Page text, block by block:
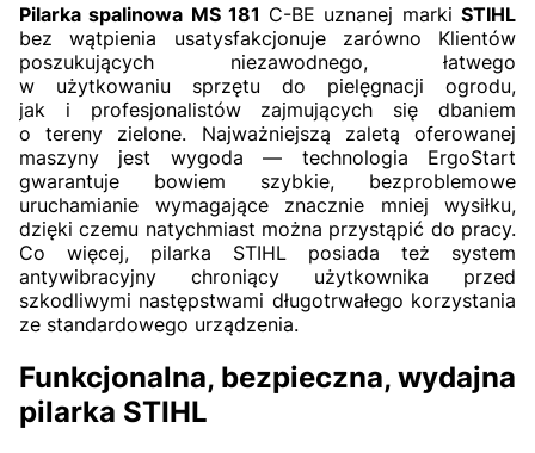
Pilarka spalinowa MS 181 C-BE uznanej markiSTIHL
bez wątpienia usatysfakcjonuje zarówno Klientów
poszukujących niezawodnego, łatwego
w użytkowaniu sprzętu do pielęgnacji ogrodu,
jak i profesjonalistów zajmujących się dbaniem
o tereny zielone. Najważniejszą zaletą oferowanej
maszyny jest wygoda — technologia ErgoStart
gwarantuje bowiem szybkie, bezproblemowe
uruchamianie wymagające znacznie mniej wysiłku,
dzięki czemu natychmiast można przystąpić do pracy.
Co więcej, pilarka STIHL posiada też system
antywibracyjny chroniący użytkownika przed
szkodliwymi następstwami długotrwałego korzystania
ze standardowego urządzenia.
Funkcjonalna, bezpieczna, wydajna
pilarka STIHL